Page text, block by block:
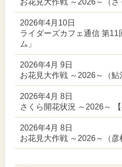
2026年4月10日
ライダーズカフェ通信 第11
ム」
2026年4月 9日
お花見大作戦 ～2026～（鮎
2026年4月 8日
さくら開花状況 ～2026～ 【
2026年4月 8日
お花見大作戦 ～2026～（彦